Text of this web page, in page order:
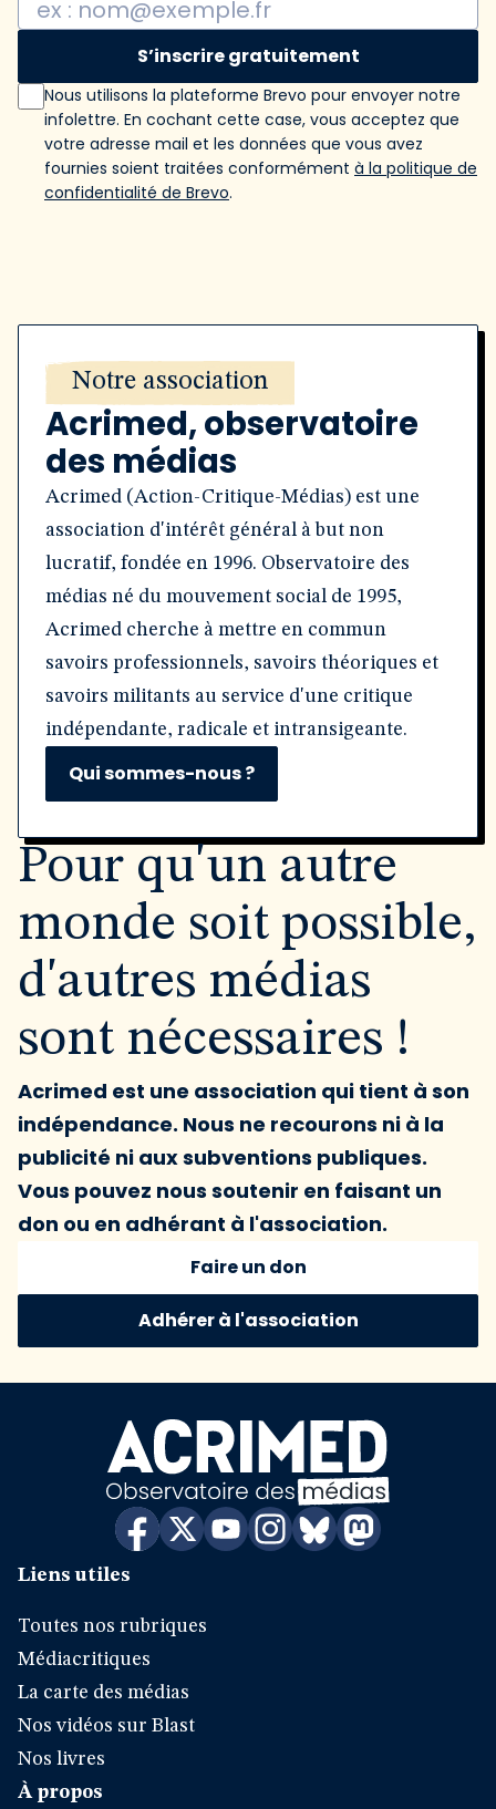
S’inscrire gratuitement
Nous utilisons la plateforme Brevo pour envoyer notre
infolettre. En cochant cette case, vous acceptez que
votre adresse mail et les données que vous avez
fournies soient traitées conformément à la politique de
confidentialité de Brevo.
Notre association
Acrimed, observatoire
des médias
Acrimed (Action-Critique-Médias) est une
association d'intérêt général à but non
lucratif, fondée en 1996. Observatoire des
médias né du mouvement social de 1995,
Acrimed cherche à mettre en commun
savoirs professionnels, savoirs théoriques et
savoirs militants au service d'une critique
indépendante, radicale et intransigeante.
Qui sommes-nous ?
Pour qu'un autre
monde soit possible,
d'autres médias
sont nécessaires !
Acrimed est une association qui tient à son
indépendance. Nous ne recourons ni à la
publicité ni aux subventions publiques.
Vous pouvez nous soutenir en faisant un
don ou en adhérant à l'association.
Faire un don
Adhérer à l'association
Liens utiles
Toutes nos rubriques
Médiacritiques
La carte des médias
Nos vidéos sur Blast
Nos livres
À propos